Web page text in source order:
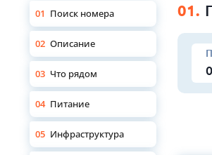
01 Поиск номера
02 Описание
03 Что рядом
04 Питание
05 Инфраструктура
01.